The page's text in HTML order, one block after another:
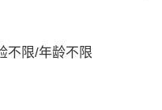
不限/年龄不限